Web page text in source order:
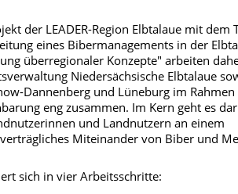
der LEADER-Region Elbtalaue mit dem
eines Bibermanagements in der
überregionaler Konzepte" arbeiten
Niedersächsische Elbtalaue
Dannenberg und Lüneburg im
eng zusammen. Im Kern geht es
und Landnutzern an einem
Miteinander von Biber und
sich in vier Arbeitsschritte: